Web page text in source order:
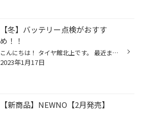
【冬】バッテリー点検がおすす
め！！
こんにちは！ タイヤ館北上です。 最近まで暖かく 過ごしやすい日が 続いてましたが、 今週からまたグッと 冷え込みが厳しくなりそうです… (*_*; そこで、冬になると 問合せ上位の「バッテリー」。 「エンジンがかからない！」 なんて急なトラブルにならないよう、 日頃からしっかりメンテナンス し...
2023年1月17日
【新商品】NEWNO【2月発売】